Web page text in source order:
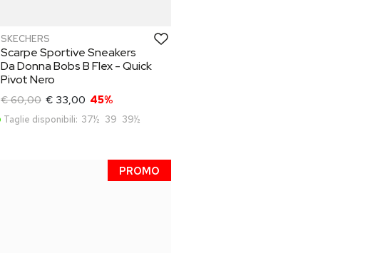
SKECHERS
Scarpe Sportive Sneakers
Da Donna Bobs B Flex - Quick
Pivot Nero
€ 60,00 € 33,00 45%
Taglie disponibili: 37½ 39 39½
PROMO